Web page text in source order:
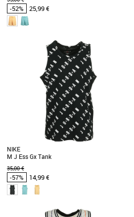
-52% 25,99 €
Vêtements pas cher et Promos Vêtements
Un style J-O-R-D-A-N de la tête aux pieds. Ce
short léger est idéal pour la saison, avec un
NIKE
M J Ess Gx Tank
35,00 €
-57% 14,99 €